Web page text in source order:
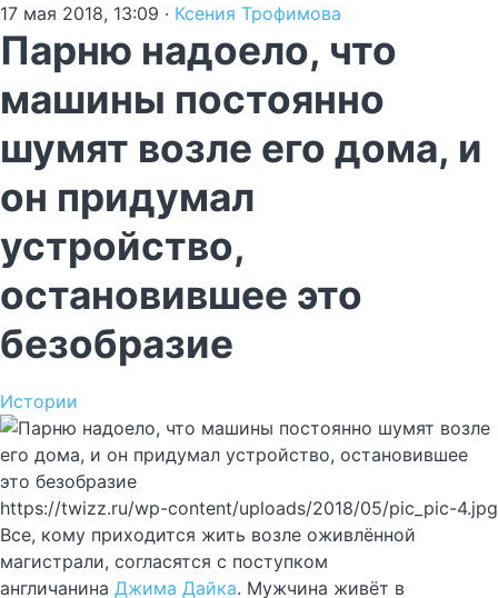
17 мая 2018, 13:09 · Ксения Трофимова
Парню надоело, что
машины постоянно
шумят возле его дома, и
он придумал
устройство,
остановившее это
безобразие
Истории
https://twizz.ru/wp-content/uploads/2018/05/pic_pic-4.jpg
Все, кому приходится жить возле оживлённой
магистрали, согласятся с поступком
англичанина Джима Дайка. Мужчина живёт в